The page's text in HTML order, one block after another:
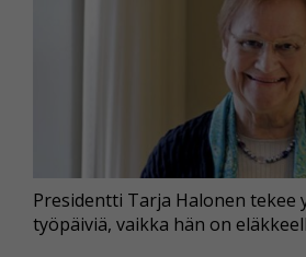
Presidentti Tarja Halonen tekee
työpäiviä, vaikka hän on